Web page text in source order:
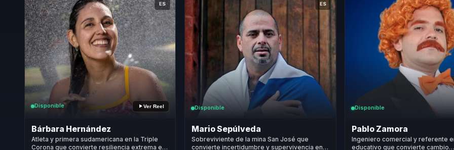
ES
Disponible Ver Reel
Bárbara Hernández
Atleta y primera sudamericana en la Triple
Corona que convierte resiliencia extrema en
ES
Disponible
Mario Sepúlveda
Sobreviviente de la mina San José que
convierte incertidumbre y supervivencia en
Disponible
Pablo Zamora
Ingeniero comercial y referente
educativo que convierte cambio